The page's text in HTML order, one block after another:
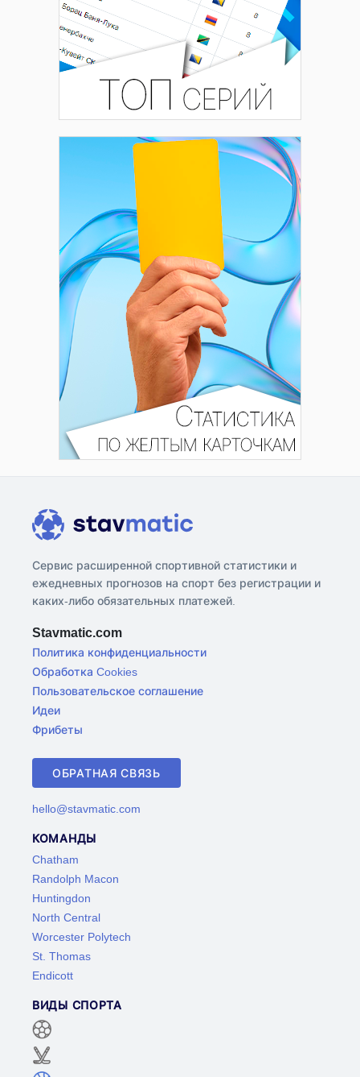
Сервис расширенной спортивной статистики и
ежедневных прогнозов на спорт без регистрации и
каких-либо обязательных платежей.
Stavmatic.com
Политика конфиденциальности
Обработка Cookies
Пользовательское соглашение
Идеи
Фрибеты
ОБРАТНАЯ СВЯЗЬ
hello@stavmatic.com
КОМАНДЫ
Chatham
Randolph Macon
Huntingdon
North Central
Worcester Polytech
St. Thomas
Endicott
ВИДЫ СПОРТА